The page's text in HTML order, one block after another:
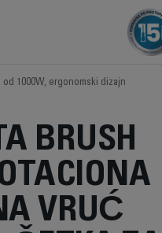
1000W, ergonomski dizajn
BRUSH
VRUĆ